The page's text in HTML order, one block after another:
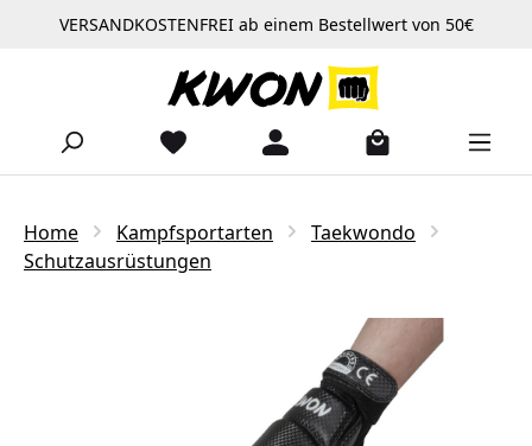
Zum Hauptinhalt springen
VERSANDKOSTENFREI ab einem Bestellwert von 50€
Home Kampfsportarten
Taekwondo
Schutzausrüstungen